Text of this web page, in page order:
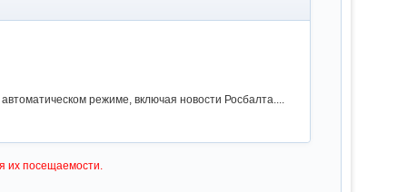
режиме, включая новости Росбалта....
их посещаемости.